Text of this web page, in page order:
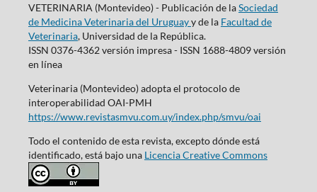
VETERINARIA (Montevideo) - Publicación de laSociedad
de Medicina Veterinaria del Uruguayy de la Facultad de
Veterinaria, Universidad de la República.
ISSN 0376-4362 versión impresa - ISSN 1688-4809 versión
en línea
Veterinaria (Montevideo) adopta el protocolo de
interoperabilidad OAI-PMH
https://www.revistasmvu.com.uy/index.php/smvu/oai
Todo el contenido de esta revista, excepto dónde está
identificado, está bajo una Licencia Creative Commons